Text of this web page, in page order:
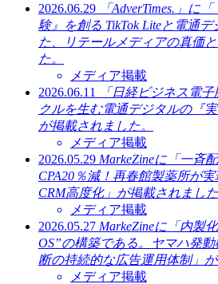
2026.06.29
「AdverTimes.」に
験』を創る TikTok Liteと電通
た、リテールメディアの真価
た。
メディア掲載
2026.06.11
「日経ビジネス電
クルを生む電通デジタルの『
が掲載されました。
メディア掲載
2026.05.29 MarkeZineに「一斉
CPA20％減！再春館製薬所が
CRM高度化」が掲載されました
メディア掲載
2026.05.27 MarkeZineに「内製
OS”の構築である。ヤマハ発
断の持続的な広告運用体制」が
メディア掲載